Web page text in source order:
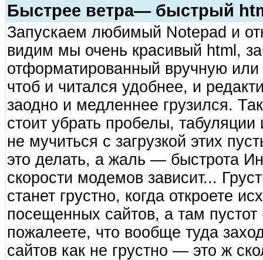
Быстрее ветра— быстрый
Запускаем любимый Notepad и
видим мы очень красивый html,
отформатированный вручную
чтоб и читался удобнее, и
заодно и медленнее грузился.
стоит убрать пробелы,
не мучиться с загрузкой этих
это делать, а жаль — быстрота
скорости модемов зависит...
станет грустно, когда откроете
посещенных сайтов, а там
пожалеете, что вообще туда
сайтов как не грустно — это ж